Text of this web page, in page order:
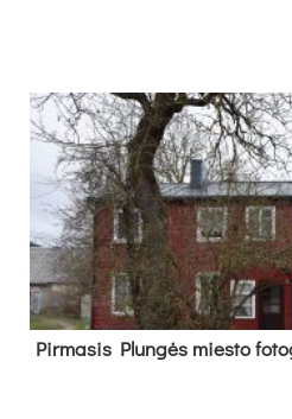
Pir­ma­sis Plun­gės mies­to